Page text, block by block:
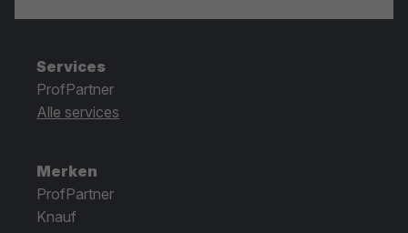
Services
ProfPartner
Alle services
Merken
ProfPartner
Knauf